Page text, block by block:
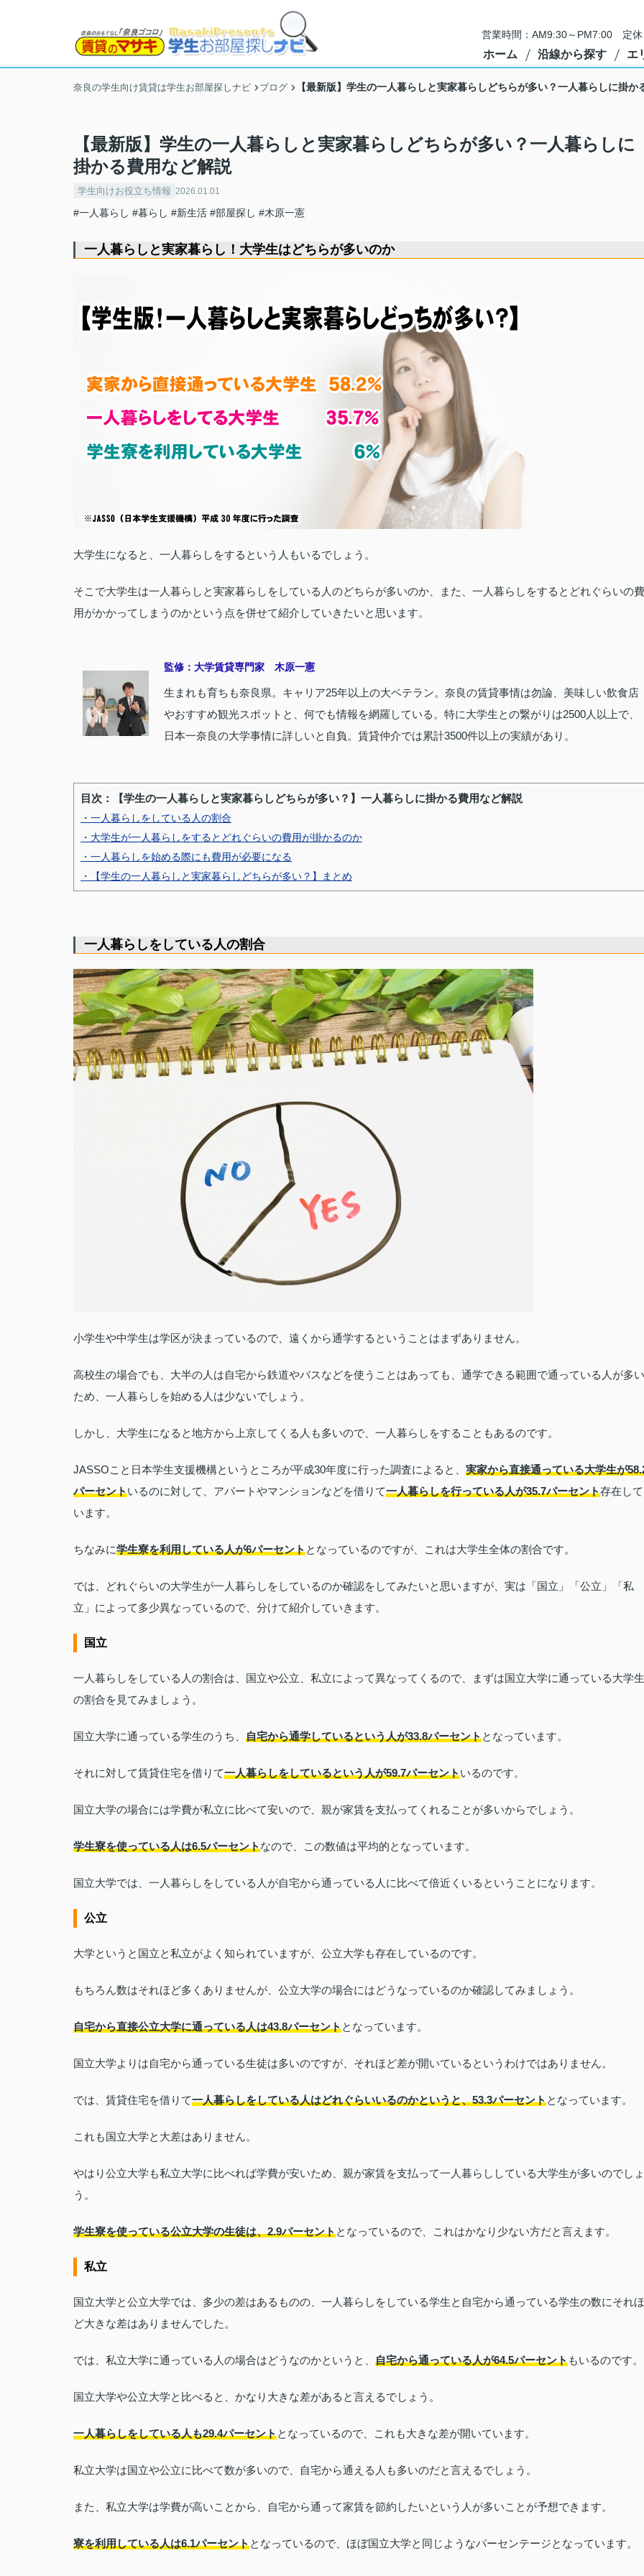
営業時間：AM9:30～PM7:00 定休
ホーム 沿線から探す エ
奈良の学生向け賃貸は学生お部屋探しナビ ブログ 【最新版】学生の一人暮らしと実家暮らしどちらが多い？一人暮らしに掛か
【最新版】学生の一人暮らしと実家暮らしどちらが多い？一人暮らしに
掛かる費用など解説
学生向けお役立ち情報 2026.01.01
#一人暮らし #暮らし #新生活 #部屋探し #木原一憲
一人暮らしと実家暮らし！大学生はどちらが多いのか
大学生になると、一人暮らしをするという人もいるでしょう。
そこで大学生は一人暮らしと実家暮らしをしている人のどちらが多いのか、また、一人暮らしをするとどれぐらいの費
用がかかってしまうのかという点を併せて紹介していきたいと思います。
監修：大学賃貸専門家 木原一憲
生まれも育ちも奈良県。キャリア25年以上の大ベテラン。奈良の賃貸事情は勿論、美味しい飲食店
やおすすめ観光スポットと、何でも情報を網羅している。特に大学生との繋がりは2500人以上で、
日本一奈良の大学事情に詳しいと自負。賃貸仲介では累計3500件以上の実績があり。
目次：【学生の一人暮らしと実家暮らしどちらが多い？】一人暮らしに掛かる費用など解説
・一人暮らしをしている人の割合
・大学生が一人暮らしをするとどれぐらいの費用が掛かるのか
・一人暮らしを始める際にも費用が必要になる
・【学生の一人暮らしと実家暮らしどちらが多い？】まとめ
一人暮らしをしている人の割合
小学生や中学生は学区が決まっているので、遠くから通学するということはまずありません。
高校生の場合でも、大半の人は自宅から鉄道やバスなどを使うことはあっても、通学できる範囲で通っている人が多い
ため、一人暮らしを始める人は少ないでしょう。
しかし、大学生になると地方から上京してくる人も多いので、一人暮らしをすることもあるのです。
JASSOこと日本学生支援機構というところが平成30年度に行った調査によると、 実家から直接通っている大学生が
パーセントいるのに対して、アパートやマンションなどを借りて一人暮らしを行っている人が35.7パーセント存在して
います。
ちなみに学生寮を利用している人が6パーセントとなっているのですが、これは大学生全体の割合です。
では、どれぐらいの大学生が一人暮らしをしているのか確認をしてみたいと思いますが、実は「国立」「公立」「私
立」によって多少異なっているので、分けて紹介していきます。
国立
一人暮らしをしている人の割合は、国立や公立、私立によって異なってくるので、まずは国立大学に通っている大学生
の割合を見てみましょう。
国立大学に通っている学生のうち、 自宅から通学しているという人が33.8パーセントとなっています。
それに対して賃貸住宅を借りて一人暮らしをしているという人が59.7パーセントいるのです。
国立大学の場合には学費が私立に比べて安いので、親が家賃を支払ってくれることが多いからでしょう。
学生寮を使っている人は6.5パーセントなので、この数値は平均的となっています。
国立大学では、一人暮らしをしている人が自宅から通っている人に比べて倍近くいるということになります。
公立
大学というと国立と私立がよく知られていますが、公立大学も存在しているのです。
もちろん数はそれほど多くありませんが、公立大学の場合にはどうなっているのか確認してみましょう。
自宅から直接公立大学に通っている人は43.8パーセントとなっています。
国立大学よりは自宅から通っている生徒は多いのですが、それほど差が開いているというわけではありません。
では、賃貸住宅を借りて一人暮らしをしている人はどれぐらいいるのかというと、53.3パーセントとなっています。
これも国立大学と大差はありません。
やはり公立大学も私立大学に比べれば学費が安いため、親が家賃を支払って一人暮らししている大学生が多いのでしょ
う。
学生寮を使っている公立大学の生徒は、2.9パーセントとなっているので、これはかなり少ない方だと言えます。
私立
国立大学と公立大学では、多少の差はあるものの、一人暮らしをしている学生と自宅から通っている学生の数にそれほ
ど大きな差はありませんでした。
では、私立大学に通っている人の場合はどうなのかというと、 自宅から通っている人が64.5パーセントもいるのです。
国立大学や公立大学と比べると、かなり大きな差があると言えるでしょう。
一人暮らしをしている人も29.4パーセントとなっているので、これも大きな差が開いています。
私立大学は国立や公立に比べて数が多いので、自宅から通える人も多いのだと言えるでしょう。
また、私立大学は学費が高いことから、自宅から通って家賃を節約したいという人が多いことが予想できます。
寮を利用している人は6.1パーセントとなっているので、ほぼ国立大学と同じようなパーセンテージとなっています。